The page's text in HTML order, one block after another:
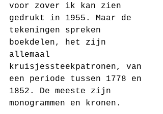
voor zover ik kan zien
gedrukt in 1955. Maar de
tekeningen spreken
boekdelen, het zijn
allemaal
kruisjessteekpatronen, van
een periode tussen 1778 en
1852. De meeste zijn
monogrammen en kronen.